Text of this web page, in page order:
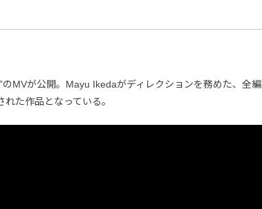
のMVが公開。Mayu Ikedaがディレクションを務めた、全編
た作品となっている。